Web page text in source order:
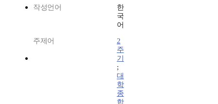
작성언어
한
국
어
주제어
2
주
기
;
대
학
종
합